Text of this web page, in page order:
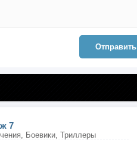
Отправить
7
Боевики, Триллеры